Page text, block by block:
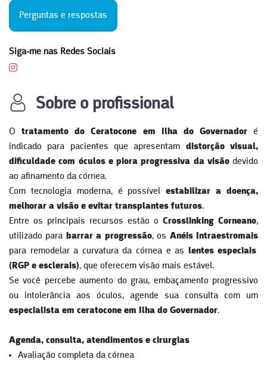
Perguntas e respostas
Siga-me nas Redes Sociais
Sobre o profissional
Otratamento do Ceratocone em Ilha do Governadoré
indicado para pacientes que apresentam distorção visual,
dificuldade com óculos e piora progressiva da visãodevido
ao afinamento da córnea.
Com tecnologia moderna, é possívelestabilizar a doença,
melhorar a visão e evitar transplantes futuros.
Entre os principais recursos estão o Crosslinking Corneano,
utilizado para barrar a progressão, os Anéis Intraestromais
para remodelar a curvatura da córnea e as lentes especiais
(RGP e esclerais), que oferecem visão mais estável.
Se você percebe aumento do grau, embaçamento progressivo
ou intolerância aos óculos, agende sua consulta com um
especialista em ceratocone em
Ilha do Governador.
Agenda, consulta, atendimentos e cirurgias
Avaliação completa da córnea